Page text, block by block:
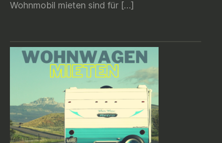
Wohnmobil mieten sind für […]